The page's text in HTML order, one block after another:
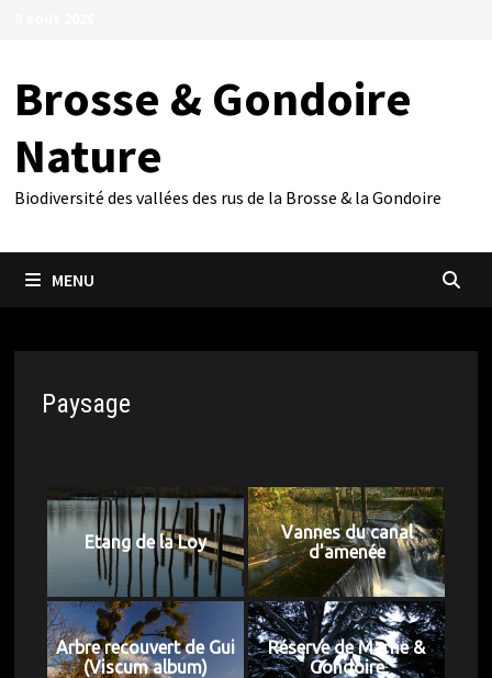
Brosse & Gondoire
Nature
Biodiversité des vallées des rus de la Brosse & la Gondoire
MENU
Paysage
Etang de la Loy
Vannes du canal
d'amenée
Arbre recouvert de Gui
(Viscum album)
Réserve de Marne &
Gondoire